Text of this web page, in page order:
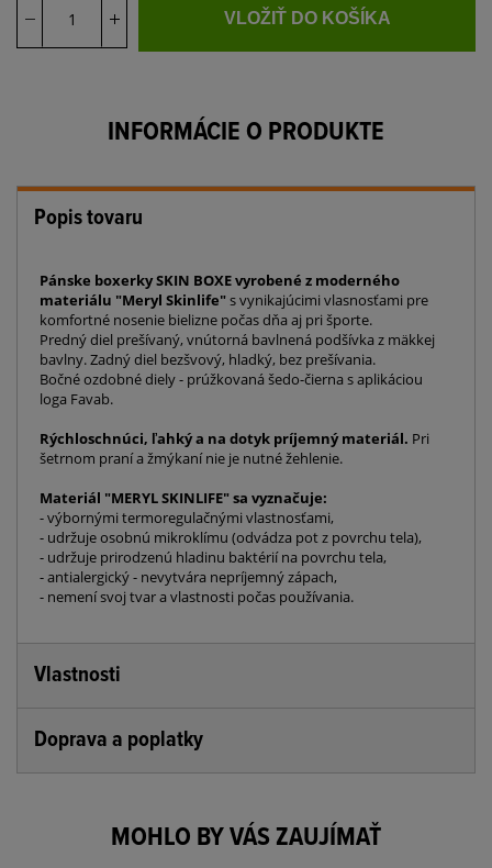
VLOŽIŤ DO KOŠÍKA
INFORMÁCIE O PRODUKTE
Popis tovaru
Pánske boxerky SKIN BOXE vyrobené z moderného
materiálu "Meryl Skinlife"s vynikajúcimi vlasnosťami pre
komfortné nosenie bielizne počas dňa aj pri športe.
Predný diel prešívaný, vnútorná bavlnená podšívka z mäkkej
bavlny. Zadný diel bezšvový, hladký, bez prešívania.
Bočné ozdobné diely - prúžkovaná šedo-čierna s aplikáciou
loga Favab.
Rýchloschnúci, ľahký a na dotyk príjemný materiál. Pri
šetrnom praní a žmýkaní nie je nutné žehlenie.
Materiál "MERYL SKINLIFE" sa vyznačuje:
- výbornými termoregulačnými vlastnosťami,
- udržuje osobnú mikroklímu (odvádza pot z povrchu tela),
- udržuje prirodzenú hladinu baktérií na povrchu tela,
- antialergický - nevytvára nepríjemný zápach,
- nemení svoj tvar a vlastnosti počas používania.
Vlastnosti
Doprava a poplatky
MOHLO BY VÁS ZAUJÍMAŤ